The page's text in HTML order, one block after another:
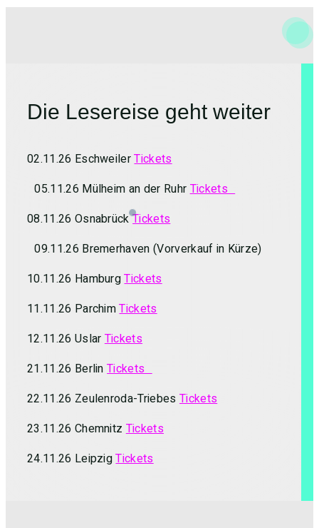
Die Lesereise geht weiter
02.11.26 EschweilerTickets
05.11.26 Mülheim an der Ruhr Tickets
08.11.26 OsnabrückTickets
09.11.26 Bremerhaven (Vorverkauf in Kürze)
10.11.26 HamburgTickets
11.11.26 ParchimTickets
12.11.26 Uslar Tickets
21.11.26 BerlinTickets
22.11.26 Zeulenroda-Triebes Tickets
23.11.26 Chemnitz Tickets
24.11.26 LeipzigTickets